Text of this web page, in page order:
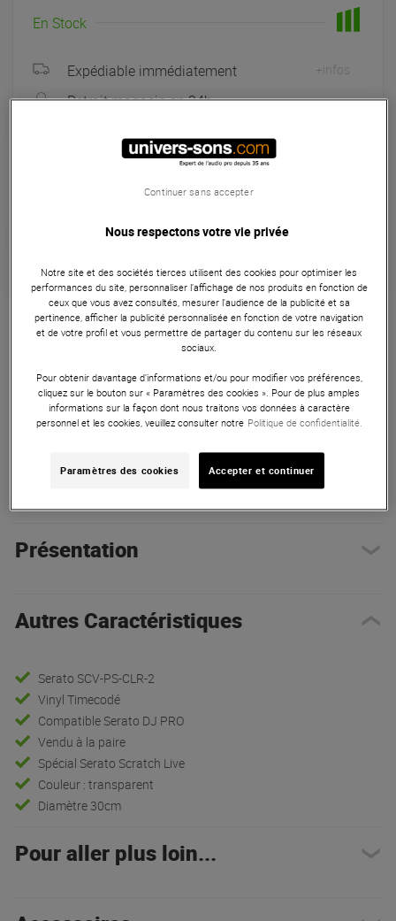
En Stock
Expédiable immédiatement +infos
Retrait magasin en 24h
A partir de 31,20 €
Choisir mon grade
Logiciel DJ
Le Serato SCV-PS-CLR-2 est une paire de vinyles timecodés
d'extension DVS.
ARTICLE N° 61608
Présentation
Présentation
Autres Caractéristiques
Serato SCV-PS-CLR-2
Vinyl Timecodé
Compatible Serato DJ PRO
Vendu à la paire
Spécial Serato Scratch Live
Couleur : transparent
Diamètre 30cm
Pour aller plus loin...
Nous respectons votre vie privée
Notre site et des sociétés tierces utilisent des cookies pour optimiser les
performances du site, personnaliser l’affichage de nos produits en fonction de
ceux que vous avez consultés, mesurer l'audience de la publicité et sa
pertinence, afficher la publicité personnalisée en fonction de votre navigation
et de votre profil et vous permettre de partager du contenu sur les réseaux
sociaux.
Pour obtenir davantage d'informations et/ou pour modifier vos préférences,
cliquez sur le bouton sur « Paramètres des cookies ». Pour de plus amples
informations sur la façon dont nous traitons vos données à caractère
personnel et les cookies, veuillez consulter notre Politique de confidentialité.
Paramètres des cookies Accepter et continuer
Continuer sans accepter